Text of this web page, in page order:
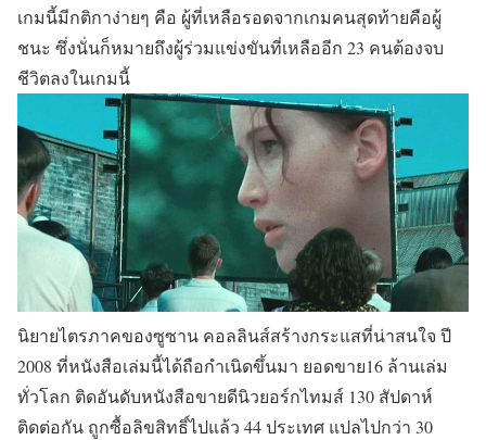
เกมนี้มีกติกาง่ายๆ คือ ผู้ที่เหลือรอดจากเกมคนสุดท้ายคือผู้
ชนะ ซึ่งนั่นก็หมายถึงผู้ร่วมแข่งขันที่เหลืออีก 23 คนต้องจบ
ชีวิตลงในเกมนี้
นิยายไตรภาคของซูซาน คอลลินส์สร้างกระแสที่น่าสนใจ ปี
2008 ที่หนังสือเล่มนี้ได้ถือกำเนิดขึ้นมา ยอดขาย16 ล้านเล่ม
ทั่วโลก ติดอันดับหนังสือขายดีนิวยอร์กไทมส์ 130 สัปดาห์
ติดต่อกัน ถูกซื้อลิขสิทธิ์ไปแล้ว 44 ประเทศ แปลไปกว่า 30